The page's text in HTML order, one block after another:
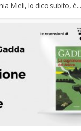
Mieli, lo dico subito, è...